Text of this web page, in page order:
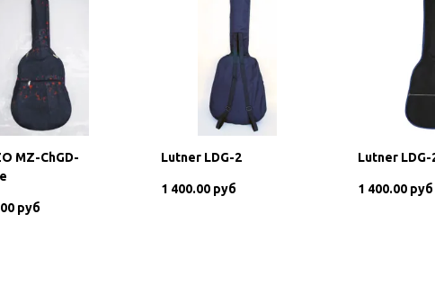
MZ-ChGD-
руб
Lutner LDG-2
1 400.00 руб
Lutner LDG-
1 400.00 руб